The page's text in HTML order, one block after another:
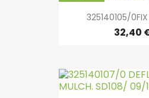
325140105/
32,40